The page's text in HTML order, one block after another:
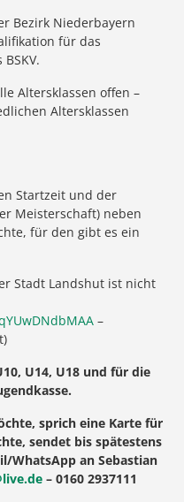
Bezirk Niederbayern
für das
Altersklassen offen –
Altersklassen
Startzeit und der
Meisterschaft) neben
für den gibt es ein
Stadt Landshut ist nicht
–
U14, U18 und für die
sprich eine Karte für
sendet bis spätestens
WhatsApp an Sebastian
– 0160 2937111